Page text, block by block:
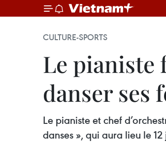
CULTURE-SPORTS
Le pianiste
danser ses
Le pianiste et chef
danses », qui aura lieu le